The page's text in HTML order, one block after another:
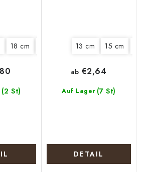
18 cm
(2 St)
13 cm 15 cm
Auf Lager (7 St)
ab €2,64
DETAIL